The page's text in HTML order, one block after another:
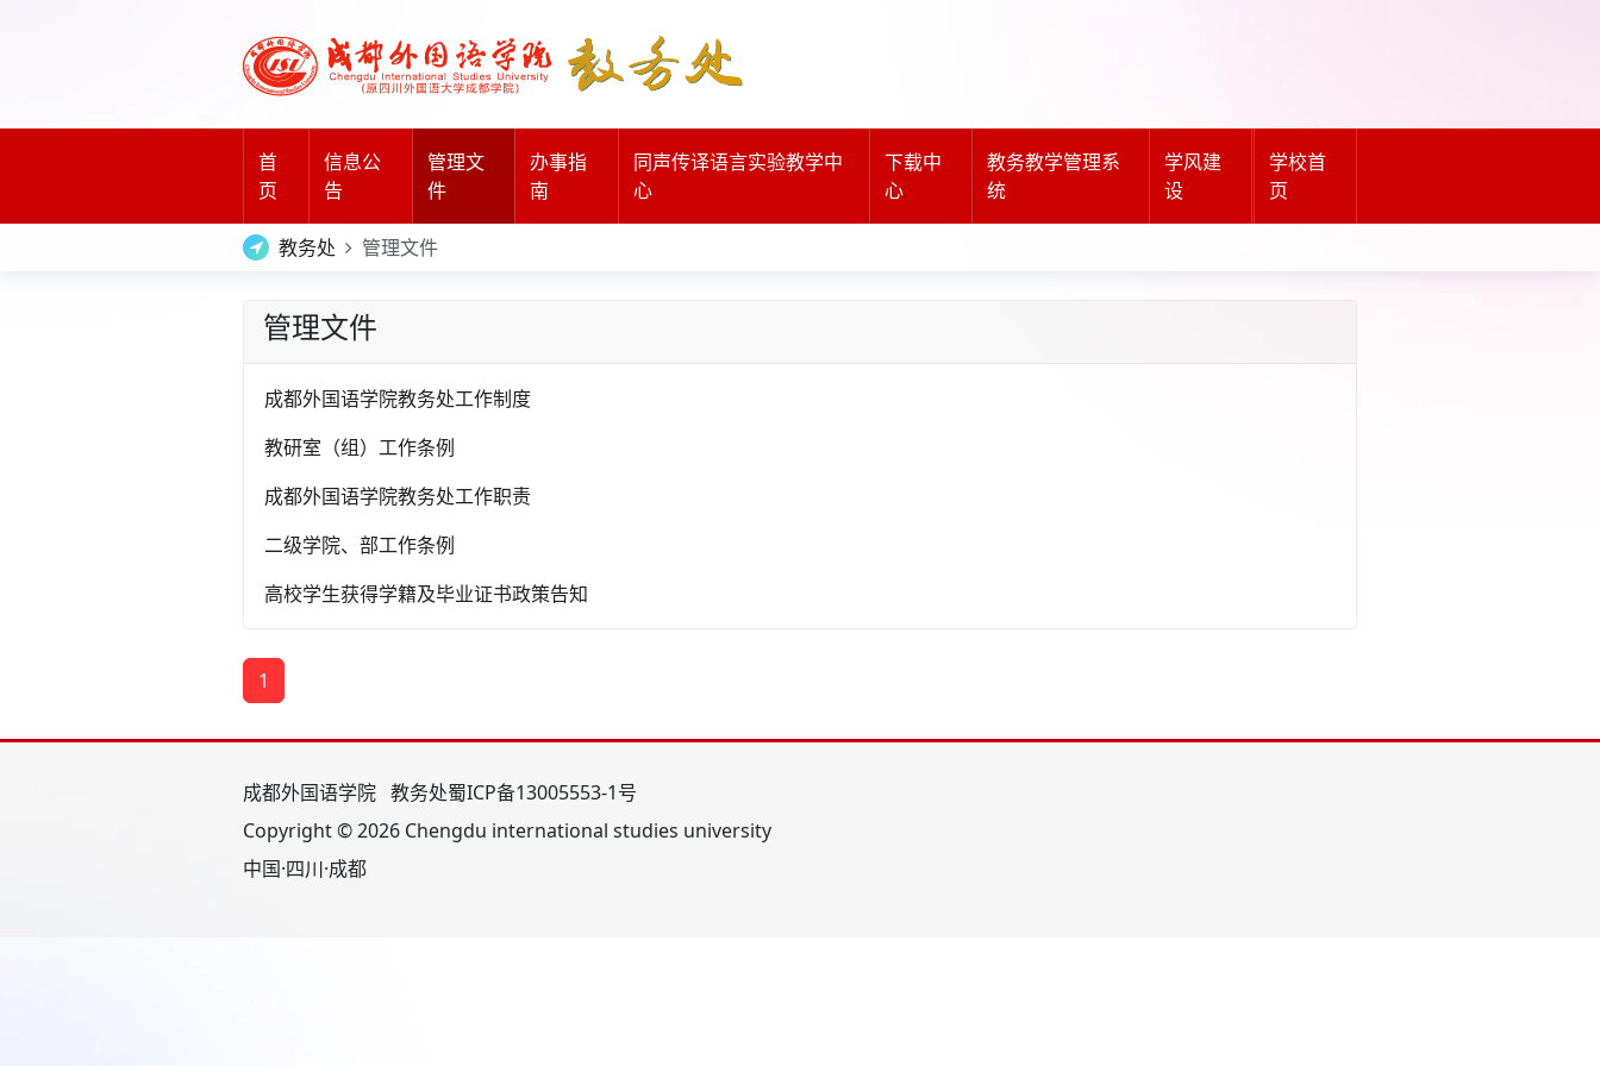
首
页 (current)
信息公
告
管理文
件
办事指
南
同声传译语言实验教学中
心
下载中
心
教务教学管理系
统
学风建
设
学校首
页
教务处 管理文件
管理文件
成都外国语学院教务处工作制度
教研室（组）工作条例
成都外国语学院教务处工作职责
二级学院、部工作条例
高校学生获得学籍及毕业证书政策告知
1
成都外国语学院 教务处蜀ICP备13005553-1号
Copyright © 2026 Chengdu international studies university
中国·四川·成都